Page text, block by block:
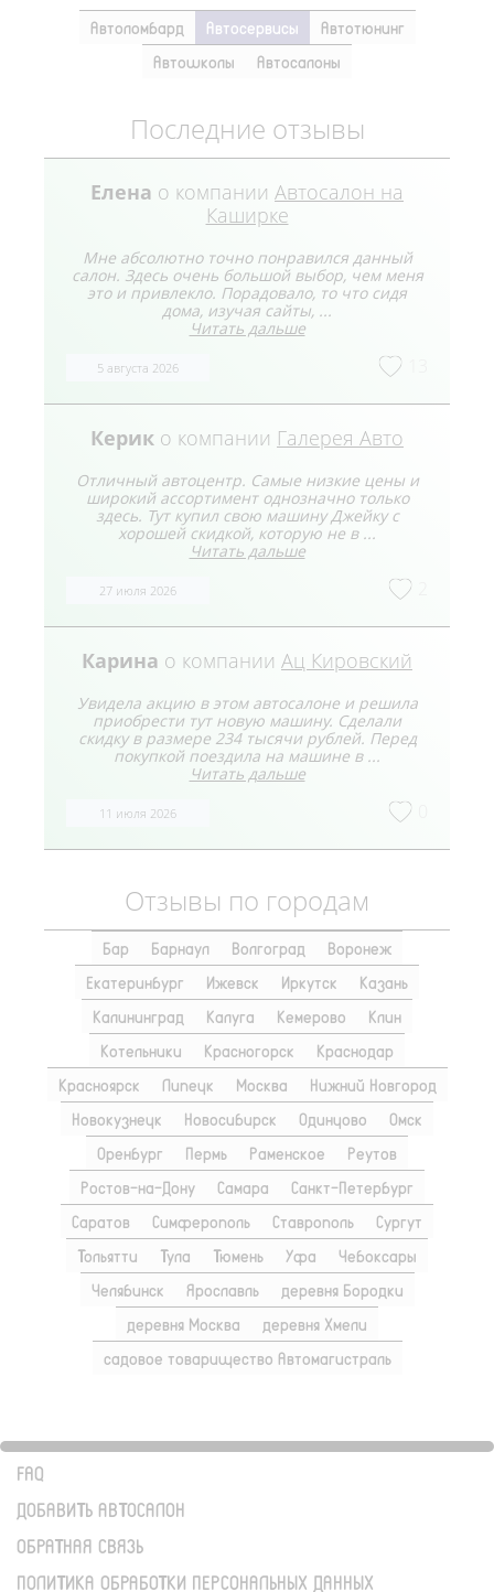
Автоломбард Автосервисы
Автотюнинг
Автошколы
Автосалоны
Последние отзывы
Елена о компании Автосалон на
Каширке
Мне абсолютно точно понравился данный
салон. Здесь очень большой выбор, чем меня
это и привлекло. Порадовало, то что сидя
дома, изучая сайты, ...
Читать дальше
5 августа 2026
Керик о компании Галерея Авто
Отличный автоцентр. Самые низкие цены и
широкий ассортимент однозначно только
здесь. Тут купил свою машину Джейку с
хорошей скидкой, которую не в ...
Читать дальше
27 июля 2026
Карина о компании Ац Кировский
Увидела акцию в этом автосалоне и решила
приобрести тут новую машину. Сделали
скидку в размере 234 тысячи рублей. Перед
покупкой поездила на машине в ...
Читать дальше
11 июля 2026
Отзывы по городам
Бар Барнаул Волгоград
Воронеж
Екатеринбург
Ижевск Иркутск
Казань
Калининград
Калуга Кемерово
Клин
Котельники
Красногорск
Краснодар
Красноярск
Липецк Москва
Нижний Новгород
Новокузнецк
Новосибирск Одинцово
Омск
Оренбург
Пермь Раменское
Реутов
Ростов-на-Дону
Самара
Санкт-Петербург
Саратов
Симферополь Ставрополь
Сургут
Тольятти
Тула Тюмень Уфа
Чебоксары
Челябинск
Ярославль
деревня Бородки
деревня Москва
деревня Хмели
садовое товарищество Автомагистраль
FAQ
ДОБАВИТЬ АВТОСАЛОН
ОБРАТНАЯ СВЯЗЬ
ПОЛИТИКА ОБРАБОТКИ ПЕРСОНАЛЬНЫХ ДАННЫХ